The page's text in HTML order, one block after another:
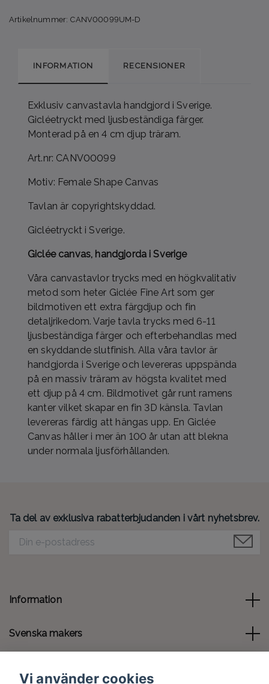
Artikelnummer: CANV00099UM-D
INFORMATION RECENSIONER
Exklusiv canvastavla handgjord i Sverige.
Gicléetryckt med ljusbeständiga färger.
Monterad på en 4 cm djup träram.
Art.nr: CANV00099
Motiv: Female Shape Canvas
Tavlan är copyrightskyddad.
Gicléetryckt i Sverige.
Giclée canvas, handgjorda i Sverige
Våra canvastavlor trycks med en högkvalitativ
metod som heter Giclée Fine Art som ger
bildmotiven ett extra färgdjup och fin
detaljrikedom. Varje tavla trycks med 6-11
ljusbeständiga färger och efterbehandlas med
en skyddande slutfinish. Alla våra tavlor är
handgjorda i Sverige och levereras uppspända
på en massiv träram av högsta kvalitet med
ett djup på 4 cm. Bildmotivet går runt ramens
kanter vilket skapar en fin 3D känsla. Tavlan
levereras färdig att hängas upp. En Giclée
Canvas håller i mer än 100 år utan att blekna
under normala ljusförhållanden.
Ta del av exklusiva rabatterbjudanden i vårt nyhetsbrev.
Information
Svenska makers
Vi använder cookies